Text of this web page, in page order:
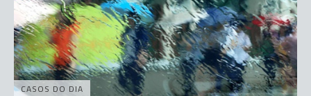
CASOS DO DIA